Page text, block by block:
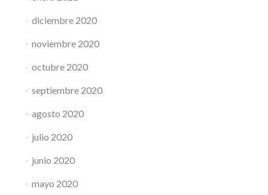
diciembre 2020
noviembre 2020
octubre 2020
septiembre 2020
agosto 2020
julio 2020
junio 2020
mayo 2020